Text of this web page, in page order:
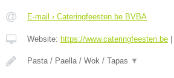
E-mail › Cateringfeesten.be BVBA
Website: https://www.cateringfeesten.be
Pasta / Paella / Wok / Tapas ▼